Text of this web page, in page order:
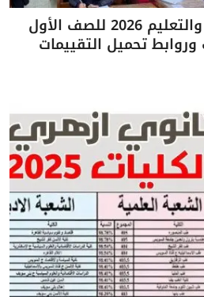
تقييمات وزارة التربية والتعليم 2026 للصف الأول
وروابط تحميل التقييمات